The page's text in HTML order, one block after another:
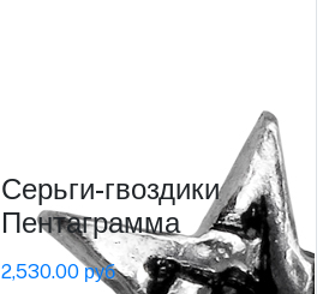
Серьги-гвоздики
Пентаграмма
2,530.00 руб